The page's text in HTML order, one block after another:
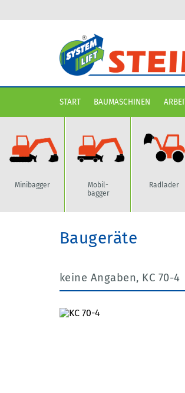
START BAUMASCHINEN
Minibagger
Mobil-
bagger
Radlader
Baugeräte
keine Angaben, KC 70-4